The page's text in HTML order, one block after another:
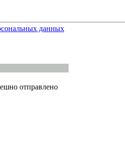
данных
отправлено